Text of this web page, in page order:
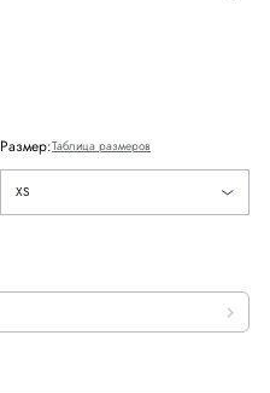
Размер:Таблица размеров
XS
L - Подписаться